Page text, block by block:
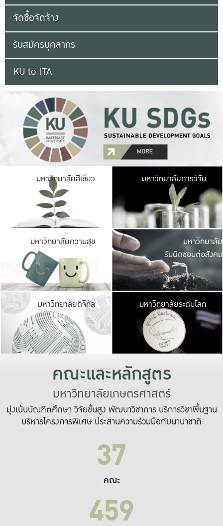
จัดซื้อจัดจ้าง
รับสมัครบุคลากร
KU to ITA
มหาวิทยาลัยสีเขียว มหาวิ
มีพื้นที่เขียวสดใส
เป็นป่าในเมือง เกษต
มหาวิทยาลัยการวิจัย
มหาวิทยาลัยความสุข มหาวิ
ค
เปิดประ
และพบเรื่องราวใ
มหาวิทยาลัย
รับผิดชอบต่อสังคม
มหาวิทยาลัยดิจิทัล มหาวิ
เปลี่ยนแปลง แล
เพื่อทำง
ระบบสารสนเทศ
มหาวิทยาลัยระดับโลก
คณะและหลักสูตร
มหาวิทยาลัยเกษตรศาสตร์
มุ่งเน้นบัณฑิตศึกษา วิจัยขั้นสูง พัฒนาวิชาการ บริการวิชาพื้นฐาน
บริหารโครงการพิเศษ ประสานความร่วมมือกับนานาชาติ
37
คณะ
459